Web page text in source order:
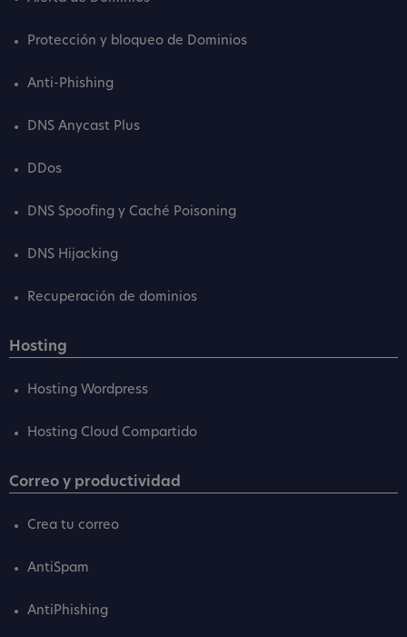
Protección y bloqueo de Dominios
Anti-Phishing
DNS Anycast Plus
DDos
DNS Spoofing y Caché Poisoning
DNS Hijacking
Recuperación de dominios
Hosting
Hosting Wordpress
Hosting Cloud Compartido
Correo y productividad
Crea tu correo
AntiSpam
AntiPhishing